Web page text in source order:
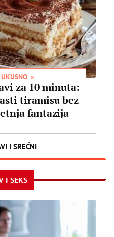
za 10 minuta:
tiramisu bez
fantazija
I SREĆNI
I SEKS